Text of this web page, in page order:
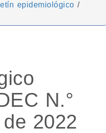
epidemiológico /
N.°
2022